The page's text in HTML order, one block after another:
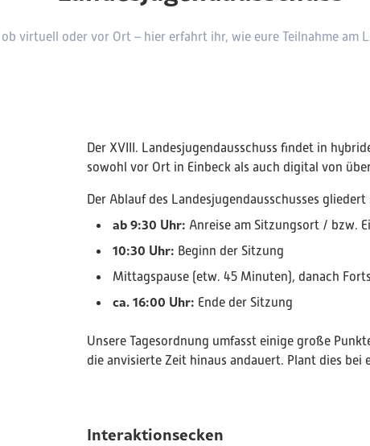
ob virtuell oder vor Ort – hier erfahrt ihr, wie eure Teilnahme am
Der XVIII. Landesjugendausschuss findet in
sowohl vor Ort in Einbeck als auch digital von
Der Ablauf des Landesjugendausschusses
ab 9:30 Uhr: Anreise am Sitzungsort / bzw.
10:30 Uhr: Beginn der Sitzung
Mittagspause (etw. 45 Minuten), danach
ca. 16:00 Uhr: Ende der Sitzung
Unsere Tagesordnung umfasst einige große
die anvisierte Zeit hinaus andauert. Plant dies bei
Interaktionsecken